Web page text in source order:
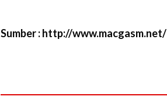
Sumber : http://www.macgasm.net/